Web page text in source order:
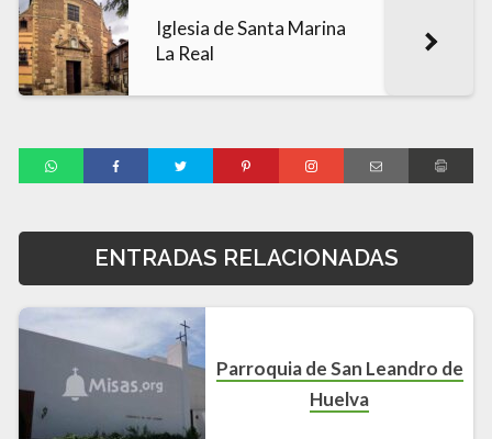
Iglesia de Santa Marina
La Real
ENTRADAS RELACIONADAS
Parroquia de San Leandro de
Huelva